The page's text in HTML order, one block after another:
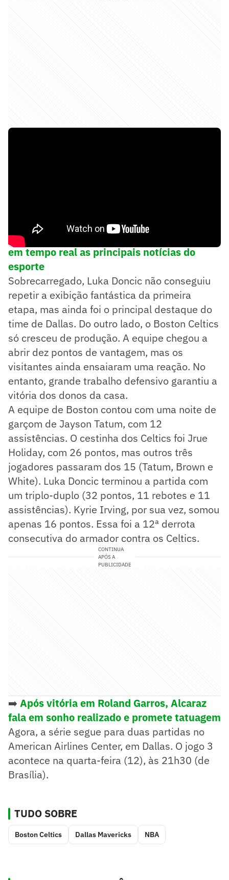
➡️Siga o Lance! no WhatsApp e acompanhe
em tempo real as principais notícias do
esporte
Sobrecarregado, Luka Doncic não conseguiu
repetir a exibição fantástica da primeira
etapa, mas ainda foi o principal destaque do
time de Dallas. Do outro lado, o Boston Celtics
só cresceu de produção. A equipe chegou a
abrir dez pontos de vantagem, mas os
visitantes ainda ensaiaram uma reação. No
entanto, grande trabalho defensivo garantiu a
vitória dos donos da casa.
A equipe de Boston contou com uma noite de
garçom de Jayson Tatum, com 12
assistências. O cestinha dos Celtics foi Jrue
Holiday, com 26 pontos, mas outros três
jogadores passaram dos 15 (Tatum, Brown e
White). Luka Doncic terminou a partida com
um triplo-duplo (32 pontos, 11 rebotes e 11
assistências). Kyrie Irving, por sua vez, somou
apenas 16 pontos. Essa foi a 12ª derrota
consecutiva do armador contra os Celtics.
CONTINUA
APÓS A
PUBLICIDADE
➡️ Após vitória em Roland Garros, Alcaraz
fala em sonho realizado e promete tatuagem
Agora, a série segue para duas partidas no
American Airlines Center, em Dallas. O jogo 3
acontece na quarta-feira (12), às 21h30 (de
Brasília).
TUDO SOBRE
Boston Celtics Dallas Mavericks NBA